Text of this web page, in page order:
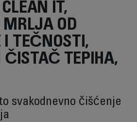
IT,
OD
TEČNOSTI,
ČISTAČ TEPIHA,
svakodnevno čišćenje